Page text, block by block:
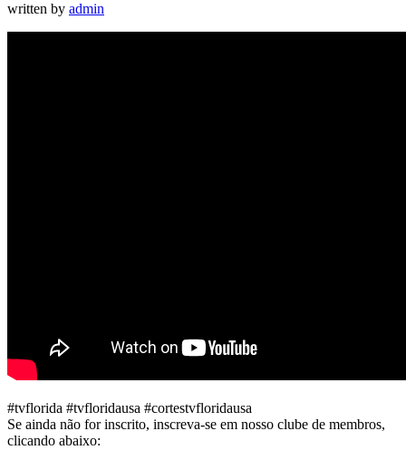
written by admin
#tvflorida #tvfloridausa #cortestvfloridausa
Se ainda não for inscrito, inscreva-se em nosso clube de membros,
clicando abaixo: